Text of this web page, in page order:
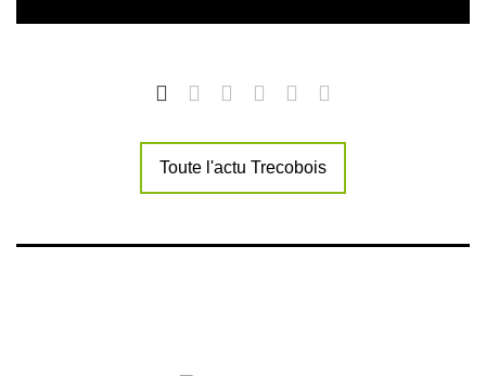
Toute l'actu Trecobois